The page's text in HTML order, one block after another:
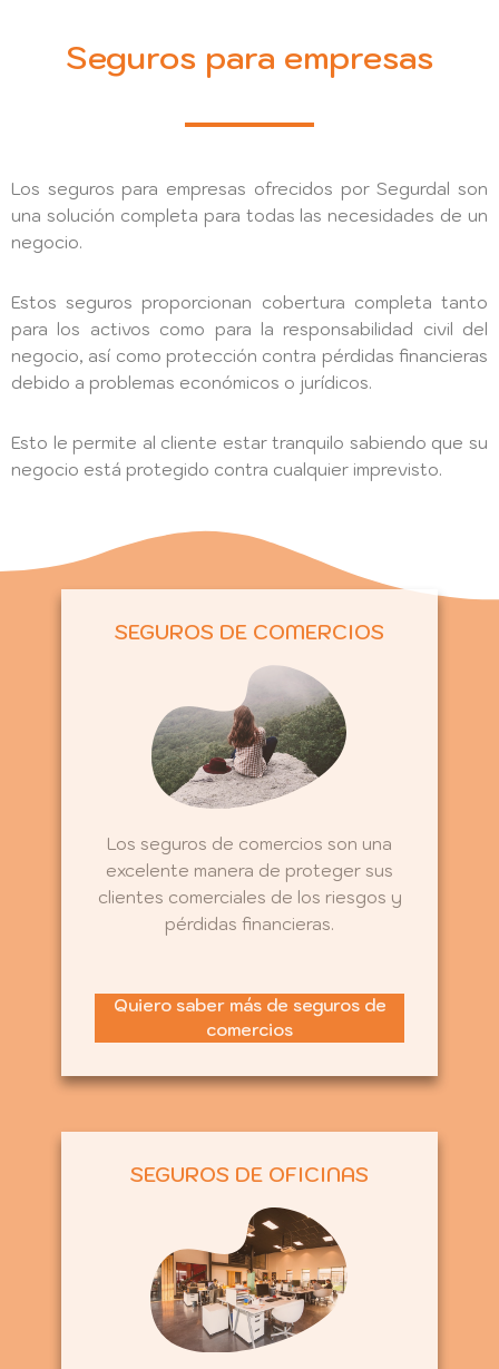
Seguros para empresas
Los seguros para empresas ofrecidos por Segurdal son
una solución completa para todas las necesidades de un
negocio.
Estos seguros proporcionan cobertura completa tanto
para los activos como para la responsabilidad civil del
negocio, así como protección contra pérdidas financieras
debido a problemas económicos o jurídicos.
Esto le permite al cliente estar tranquilo sabiendo que su
negocio está protegido contra cualquier imprevisto.
SEGUROS DE COMERCIOS
Los seguros de comercios son una
excelente manera de proteger sus
clientes comerciales de los riesgos y
pérdidas financieras.
Quiero saber más de seguros de
comercios
SEGUROS DE OFICINAS